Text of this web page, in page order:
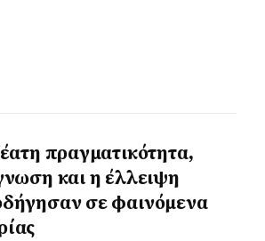
πραγματικότητα,
και η έλλειψη
σε φαινόμενα